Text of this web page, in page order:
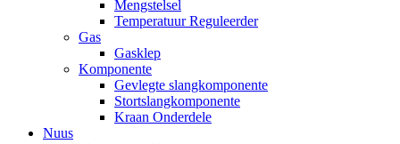
Mengstelsel
Temperatuur Reguleerder
Gas
Gasklep
Komponente
Gevlegte slangkomponente
Stortslangkomponente
Kraan Onderdele
Nuus